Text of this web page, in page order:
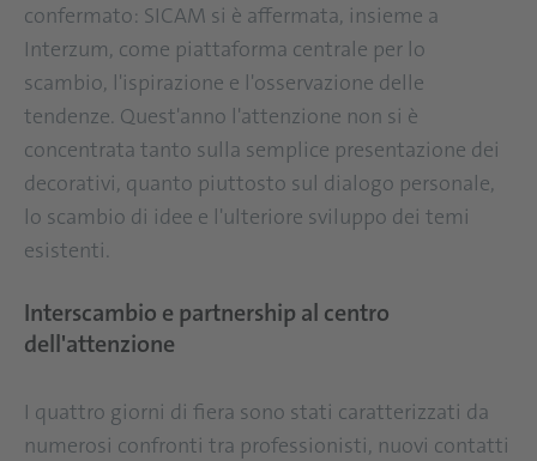
confermato: SICAM si è affermata, insieme a
Interzum, come piattaforma centrale per lo
scambio, l'ispirazione e l'osservazione delle
tendenze. Quest'anno l'attenzione non si è
concentrata tanto sulla semplice presentazione dei
decorativi, quanto piuttosto sul dialogo personale,
lo scambio di idee e l'ulteriore sviluppo dei temi
esistenti.
Interscambio e partnership al centro
dell'attenzione
I quattro giorni di fiera sono stati caratterizzati da
numerosi confronti tra professionisti, nuovi contatti